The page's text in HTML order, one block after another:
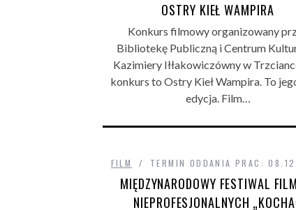
OSTRY KIEŁ WAMPIRA
Konkurs filmowy organizowany
Bibliotekę Publiczną i Centrum
Kazimiery Iłłakowiczówny w
konkurs to Ostry Kieł Wampira. To
edycja. Film…
FILM TERMIN ODDANIA PRAC:
MIĘDZYNARODOWY FESTIWAL
NIEPROFESJONALNYCH